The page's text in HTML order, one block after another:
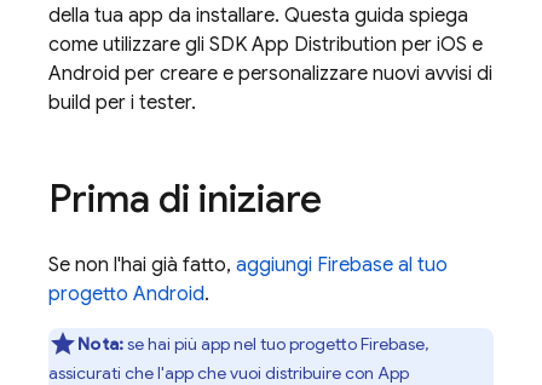
della tua app da installare. Questa guida spiega
come utilizzare gli SDK App Distribution per iOS e
Android per creare e personalizzare nuovi avvisi di
build per i tester.
Prima di iniziare
Se non l'hai già fatto, aggiungi Firebase al tuo
progetto Android.
Nota:se hai più app nel tuo progetto Firebase,
assicurati che l'app che vuoi distribuire con App